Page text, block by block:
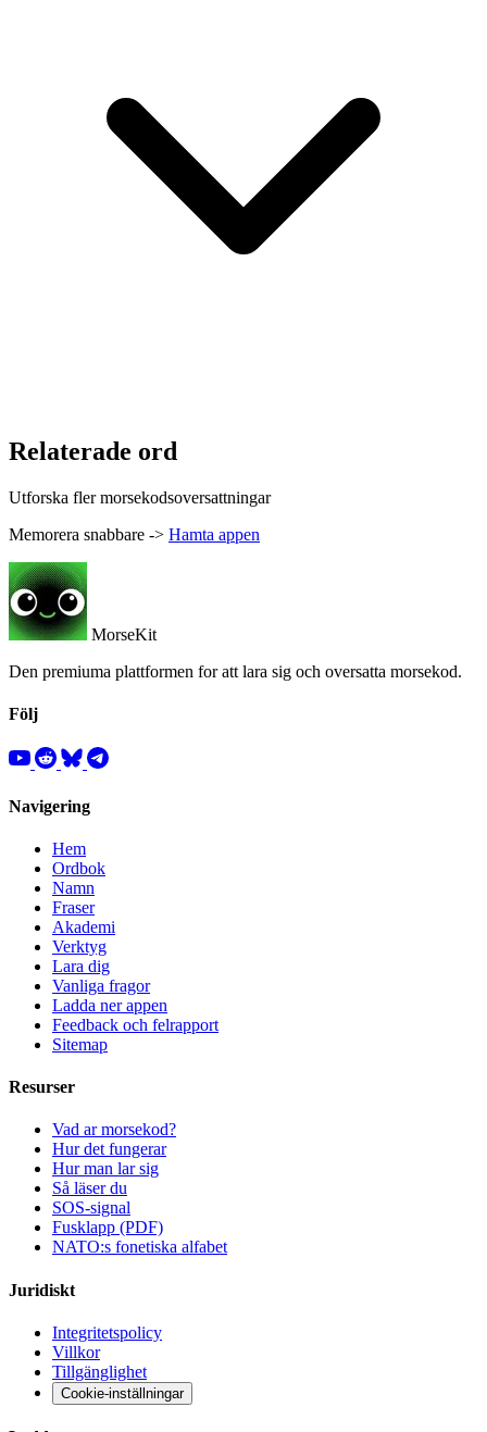
Relaterade ord
Utforska fler morsekodsoversattningar
Memorera snabbare -> Hamta appen
MorseKit
Den premiuma plattformen for att lara sig och oversatta morsekod.
Följ
Navigering
Hem
Ordbok
Namn
Fraser
Akademi
Verktyg
Lara dig
Vanliga fragor
Ladda ner appen
Feedback och felrapport
Sitemap
Resurser
Vad ar morsekod?
Hur det fungerar
Hur man lar sig
Så läser du
SOS-signal
Fusklapp (PDF)
NATO:s fonetiska alfabet
Juridiskt
Integritetspolicy
Villkor
Tillgänglighet
Cookie-inställningar